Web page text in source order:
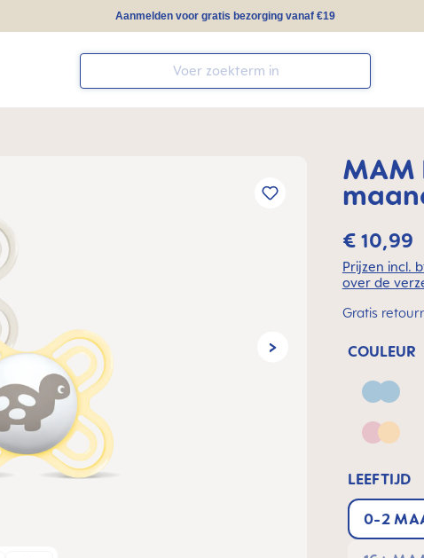
Aanmelden voor gratis bezorging vanaf €19
MAM
€ 10,99
Prijzen incl.
over de
Gratis
COULEUR
Blue
Pink
LEEFTIJD
0-2